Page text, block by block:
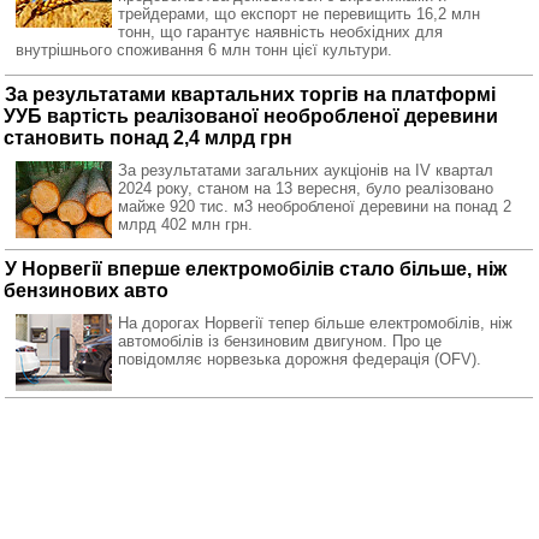
трейдерами, що експорт не перевищить 16,2 млн
тонн, що гарантує наявність необхідних для
внутрішнього споживання 6 млн тонн цієї культури.
За результатами квартальних торгів на платформі
УУБ вартість реалізованої необробленої деревини
становить понад 2,4 млрд грн
За результатами загальних аукціонів на IV квартал
2024 року, станом на 13 вересня, було реалізовано
майже 920 тис. м3 необробленої деревини на понад 2
млрд 402 млн грн.
У Норвегії вперше електромобілів стало більше, ніж
бензинових авто
На дорогах Норвегії тепер більше електромобілів, ніж
автомобілів із бензиновим двигуном. Про це
повідомляє норвезька дорожня федерація (OFV).